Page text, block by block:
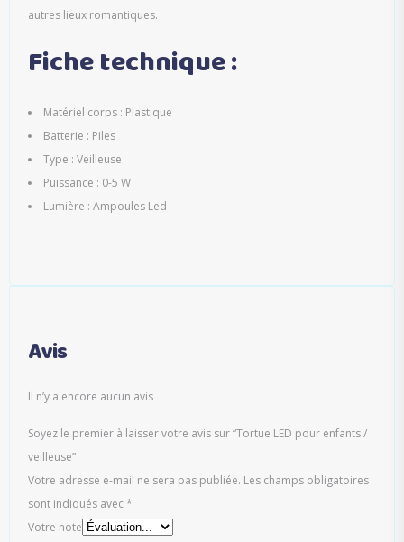
autres lieux romantiques.
Fiche technique :
Matériel corps : Plastique
Batterie : Piles
Type : Veilleuse
Puissance : 0-5 W
Lumière : Ampoules Led
Avis
Il n’y a encore aucun avis
Soyez le premier à laisser votre avis sur “Tortue LED pour enfants /
veilleuse”
Votre adresse e-mail ne sera pas publiée. Les champs obligatoires
sont indiqués avec*
Votre note